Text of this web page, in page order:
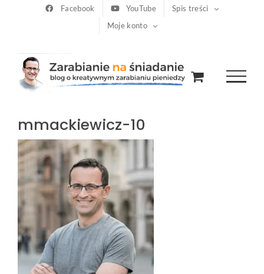
Facebook YouTube
Spis treści
Moje konto
mmackiewicz-10